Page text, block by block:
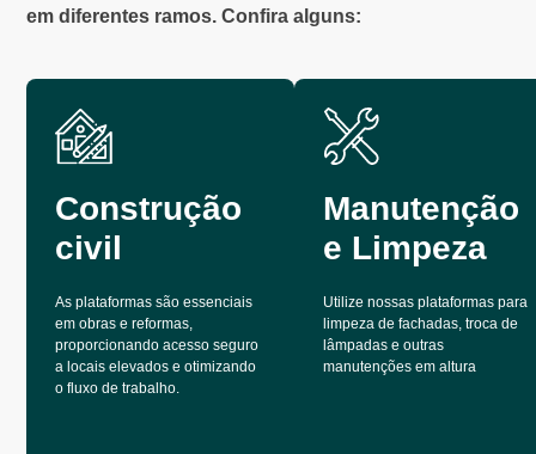
em diferentes ramos. Confira alguns:
Construção
civil
As plataformas são essenciais
em obras e reformas,
proporcionando acesso seguro
a locais elevados e otimizando
o fluxo de trabalho.
Manutenção
e Limpeza
Utilize nossas plataformas para
limpeza de fachadas, troca de
lâmpadas e outras
manutenções em altura